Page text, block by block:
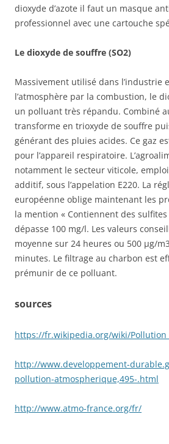
dioxyde d’azote il faut un masque
professionnel avec une cartouche
Le dioxyde de souffre (SO2)
Massivement utilisé dans l’industrie
l’atmosphère par la combustion, le
un polluant très répandu. Combiné
transforme en trioxyde de souffre
générant des pluies acides. Ce gaz
pour l’appareil respiratoire.
notamment le secteur viticole,
additif, sous l’appelation E220. La
européenne oblige maintenant les
la mention « Contiennent des sulfites
dépasse 100 mg/l. Les valeurs
moyenne sur 24 heures ou 500 μg/
minutes. Le filtrage au charbon est
prémunir de ce polluant.
sources
https://fr.wikipedia.org/wiki/
http://www.developpement-
pollution-atmospherique,495-.html
http://www.atmo-france.org/fr/